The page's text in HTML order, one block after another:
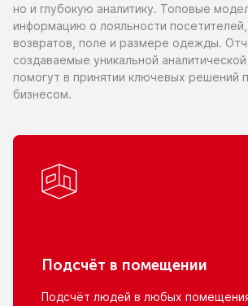
но и глубокую аналитику. Топовые
информацию о лояльности посетителей,
возвратов, поле и размере одежды.
создаваемые уникальной
помогут в принятии ключевых решений
бизнесом.
Подсчёт в помещении
Подсчёт людей в любых